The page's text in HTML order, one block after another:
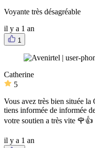
Voyante très désagréable
il y a 1 an
1
Catherine
5
Vous avez très bien située
tiens informée de informée
votre soutien a très vite 🌹👍
il y a 1 an